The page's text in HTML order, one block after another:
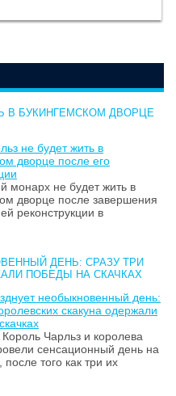
В БУКИНГЕМСКОМ ДВОРЦЕ
не будет жить в
дворце после его
монарх не будет жить в
дворце после завершения
реконструкции в
ДЕНЬ: СРАЗУ ТРИ
ПОБЕДЫ НА СКАЧКАХ
необыкновенный день:
скакуна одержали
Чарльз и королева
сенсационный день на
того как три их